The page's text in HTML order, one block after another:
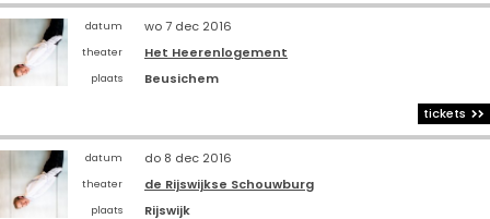
datum wo 7 dec 2016
theater Het Heerenlogement
plaats
Beusichem
tickets
datum do 8 dec 2016
theater de Rijswijkse Schouwburg
plaats Rijswijk